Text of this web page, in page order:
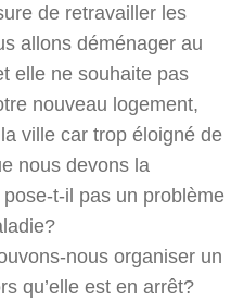
de retravailler les
allons déménager au
elle ne souhaite pas
nouveau logement,
ville car trop éloigné de
nous devons la
t-il pas un problème
nous organiser un
qu’elle est en arrêt?